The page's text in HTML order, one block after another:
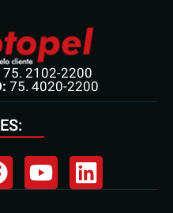
75. 2102-2200
75. 4020-2200